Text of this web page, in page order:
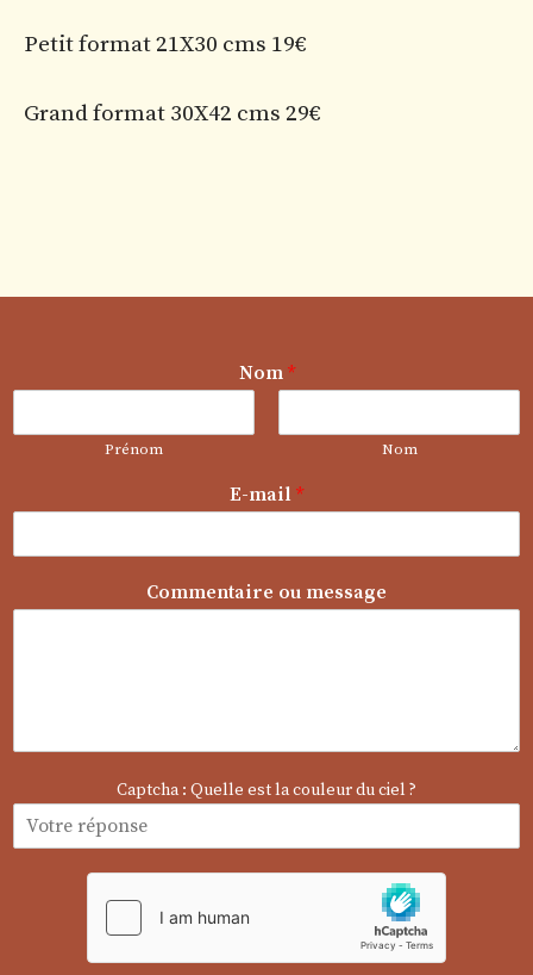
Petit format 21X30 cms 19€
Grand format 30X42 cms 29€
Nom *
Prénom Nom
N
o
E
m
s
a
E-mail *
Commentaire ou message
Captcha : Quelle est la couleur du ciel ?